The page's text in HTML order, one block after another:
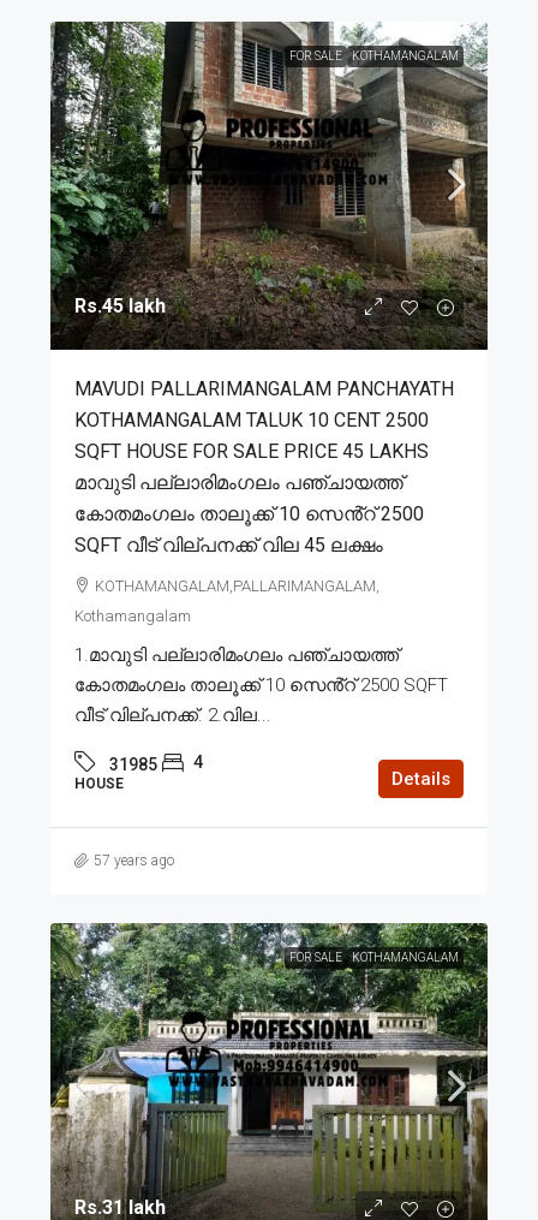
FOR SALE KOTHAMANGALAM
Rs.45 lakh
MAVUDI PALLARIMANGALAM PANCHAYATH
KOTHAMANGALAM TALUK 10 CENT 2500
SQFT HOUSE FOR SALE PRICE 45 LAKHS
മാവുടി പല്ലാരിമംഗലം പഞ്ചായത്ത്
കോതമംഗലം താലൂക്ക് 10 സെൻ്റ് 2500
SQFT വീട് വില്പനക്ക് വില 45 ലക്ഷം
KOTHAMANGALAM,PALLARIMANGALAM,
Kothamangalam
1.മാവുടി പല്ലാരിമംഗലം പഞ്ചായത്ത്
കോതമംഗലം താലൂക്ക് 10 സെൻ്റ് 2500 SQFT
വീട് വില്പനക്ക്. 2.വില...
31985 4
HOUSE Details
57 years ago
FOR SALE KOTHAMANGALAM
Rs.31 lakh